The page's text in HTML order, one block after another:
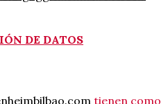
DE DATOS
tienen como